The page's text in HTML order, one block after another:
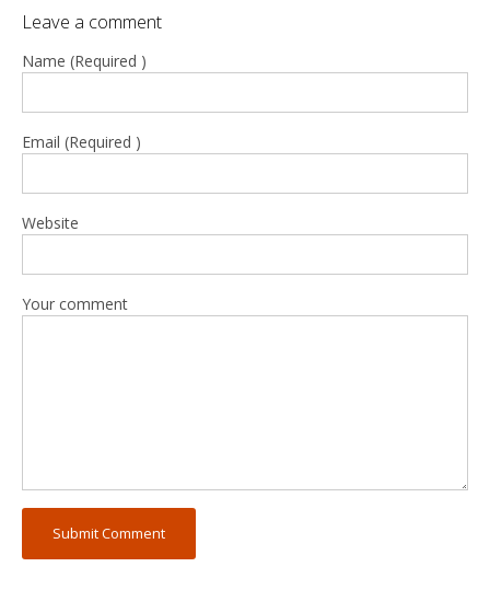
Leave a comment
Name (Required )
Email (Required )
Website
Your comment